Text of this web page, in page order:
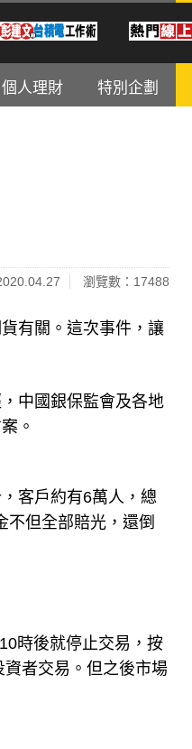
個人理財 特別企劃
瀏覽數：17488
有關。這次事件，讓
中國銀保監會及各地
。
客戶約有6萬人，總
但全部賠光，還倒
時後就停止交易，按
者交易。但之後市場